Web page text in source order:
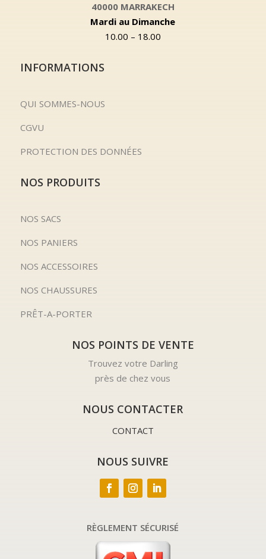
40000 MARRAKECH
Mardi au Dimanche
10.00 – 18.00
INFORMATIONS
QUI SOMMES-NOUS
CGVU
PROTECTION DES DONNÉES
NOS PRODUITS
NOS SACS
NOS PANIERS
NOS ACCESSOIRES
NOS CHAUSSURES
PRÊT-A-PORTER
NOS POINTS DE VENTE
Trouvez votre Darling
près de chez vous
NOUS CONTACTER
CONTACT
NOUS SUIVRE
RÈGLEMENT SÉCURISÉ